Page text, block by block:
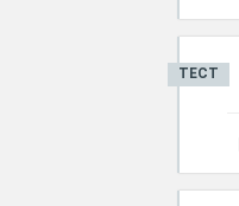
ТЕСТ